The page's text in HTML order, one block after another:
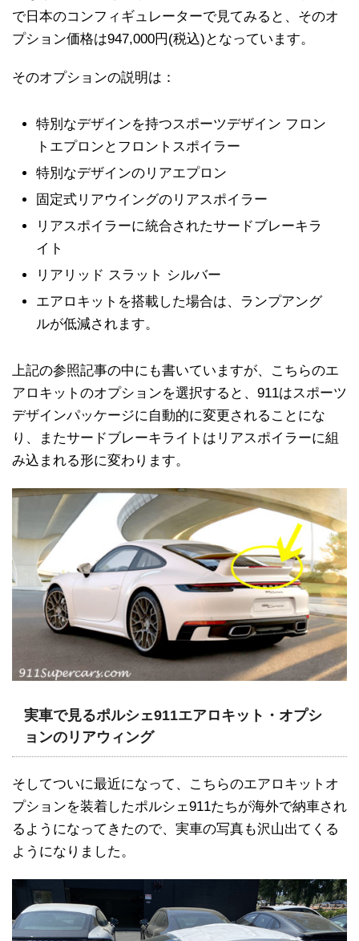
で日本のコンフィギュレーターで見てみると、そのオ
プション価格は947,000円(税込)となっています。
そのオプションの説明は：
特別なデザインを持つスポーツデザイン フロン
トエプロンとフロントスポイラー
特別なデザインのリアエプロン
固定式リアウイングのリアスポイラー
リアスポイラーに統合されたサードブレーキラ
イト
リアリッド スラット シルバー
エアロキットを搭載した場合は、ランプアング
ルが低減されます。
上記の参照記事の中にも書いていますが、こちらのエ
アロキットのオプションを選択すると、911はスポーツ
デザインパッケージに自動的に変更されることにな
り、またサードブレーキライトはリアスポイラーに組
み込まれる形に変わります。
実車で見るポルシェ911エアロキット・オプシ
ョンのリアウィング
そしてついに最近になって、こちらのエアロキットオ
プションを装着したポルシェ911たちが海外で納車され
るようになってきたので、実車の写真も沢山出てくる
ようになりました。